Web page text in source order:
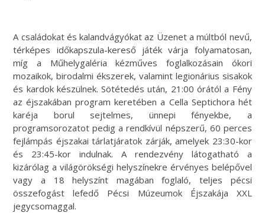
A családokat és kalandvágyókat az Üzenet a múltból nevű,
térképes időkapszula-kereső játék várja folyamatosan,
míg a Műhelygaléria kézműves foglalkozásain ókori
mozaikok, birodalmi ékszerek, valamint legionárius sisakok
és kardok készülnek. Sötétedés után, 21:00 órától a Fény
az éjszakában program keretében a Cella Septichora hét
karéja borul sejtelmes, ünnepi fényekbe, a
programsorozatot pedig a rendkívül népszerű, 60 perces
fejlámpás éjszakai tárlatjáratok zárják, amelyek 23:30-kor
és 23:45-kor indulnak. A rendezvény látogatható a
kizárólag a világörökségi helyszínekre érvényes belépővel
vagy a 18 helyszínt magában foglaló, teljes pécsi
összefogást lefedő Pécsi Múzeumok Éjszakája XXL
jegycsomaggal.